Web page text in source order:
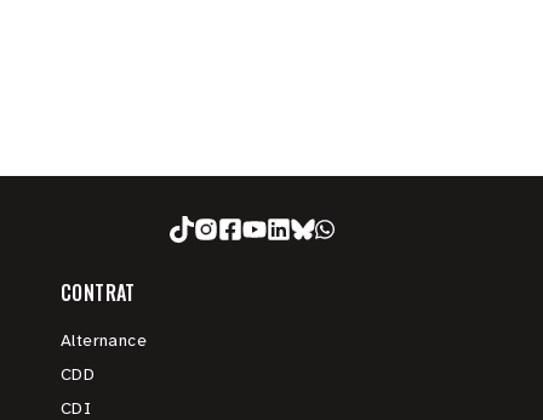
CONTRAT
Alternance
CDD
CDI